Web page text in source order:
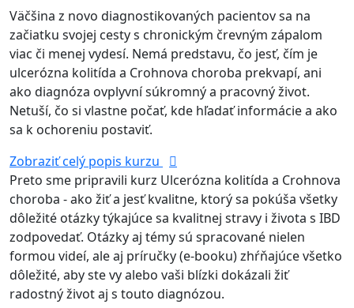
Väčšina z novo diagnostikovaných pacientov sa na
začiatku svojej cesty s chronickým črevným zápalom
viac či menej vydesí. Nemá predstavu, čo jesť, čím je
ulcerózna kolitída a Crohnova choroba prekvapí, ani
ako diagnóza ovplyvní súkromný a pracovný život.
Netuší, čo si vlastne počať, kde hľadať informácie a ako
sa k ochoreniu postaviť.
Zobraziť celý popis kurzu
Preto sme pripravili kurz Ulcerózna kolitída a Crohnova
choroba - ako žiť a jesť kvalitne, ktorý sa pokúša všetky
dôležité otázky týkajúce sa kvalitnej stravy i života s IBD
zodpovedať. Otázky aj témy sú spracované nielen
formou videí, ale aj príručky (e-booku) zhŕňajúce všetko
dôležité, aby ste vy alebo vaši blízki dokázali žiť
radostný život aj s touto diagnózou.